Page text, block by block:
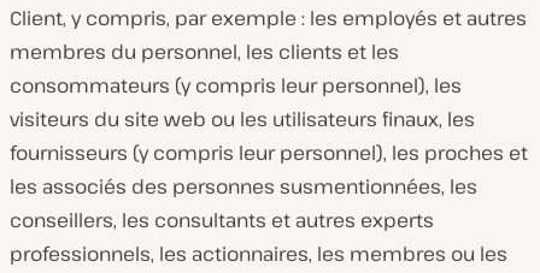
Client, y compris, par exemple : les employés et autres
membres du personnel, les clients et les
consommateurs (y compris leur personnel), les
visiteurs du site web ou les utilisateurs finaux, les
fournisseurs (y compris leur personnel), les proches et
les associés des personnes susmentionnées, les
conseillers, les consultants et autres experts
professionnels, les actionnaires, les membres ou les